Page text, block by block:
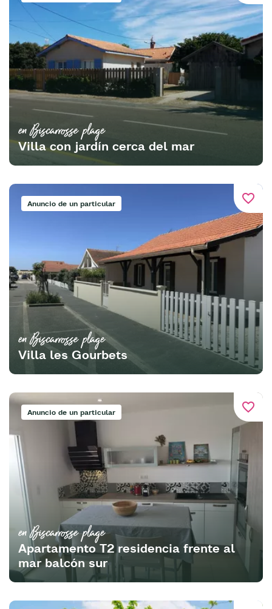
en Biscarrosse plage
Villa con jardín cerca del mar
favorite_border
Anuncio de un particular
en Biscarrosse plage
Villa les Gourbets
favorite_border
Anuncio de un particular
en Biscarrosse plage
Apartamento T2 residencia frente al
mar balcón sur